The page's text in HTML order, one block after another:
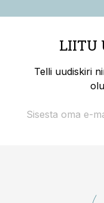
LIITU
Telli uudiskiri